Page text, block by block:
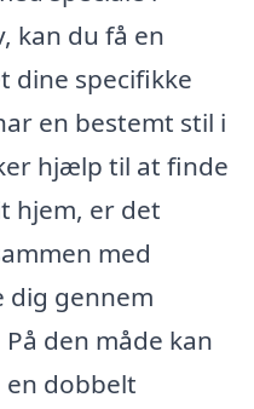
kan du få en
dine specifikke
en bestemt stil i
hjælp til at finde
hjem, er det
med
dig gennem
den måde kan
dobbelt